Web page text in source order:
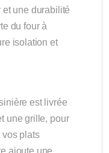
une durabilité
du four à
isolation et
est livrée
une grille, pour
vos plats
ajoute une